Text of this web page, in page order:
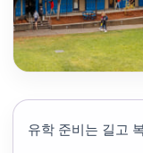
유학 준비는 길고